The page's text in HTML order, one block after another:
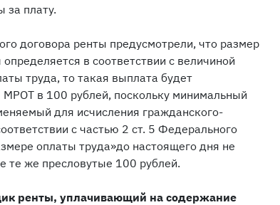
за плату.
договора ренты предусмотрели, что размер
в соответствии с величиной
труда, то такая выплата будет
МРОТ в 100 рублей, поскольку минимальный
для исчисления гражданского-
с частью 2 ст. 5 Федерального
оплаты труда»до настоящего дня не
те же пресловутые 100 рублей.
ренты, уплачивающий на содержание